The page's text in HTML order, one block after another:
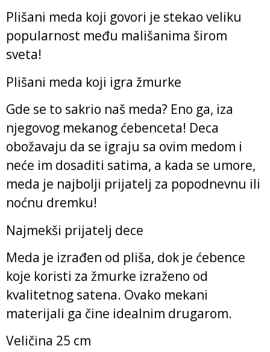
Plišani meda koji govori je stekao veliku
popularnost među mališanima širom
sveta!
Plišani meda koji igra žmurke
Gde se to sakrio naš meda? Eno ga, iza
njegovog mekanog ćebenceta! Deca
obožavaju da se igraju sa ovim medom i
neće im dosaditi satima, a kada se umore,
meda je najbolji prijatelj za popodnevnu ili
noćnu dremku!
Najmekši prijatelj dece
Meda je izrađen od pliša, dok je ćebence
koje koristi za žmurke izraženo od
kvalitetnog satena. Ovako mekani
materijali ga čine idealnim drugarom.
Veličina 25 cm